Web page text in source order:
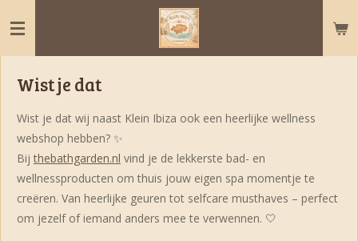
direct
naar
de
hoofdinhoud
Wist je dat
Wist je dat wij naast Klein Ibiza ook een heerlijke wellness
webshop hebben? ✨
Bij thebathgarden.nl vind je de lekkerste bad- en
wellnessproducten om thuis jouw eigen spa momentje te
creëren. Van heerlijke geuren tot selfcare musthaves – perfect
om jezelf of iemand anders mee te verwennen. 🤍